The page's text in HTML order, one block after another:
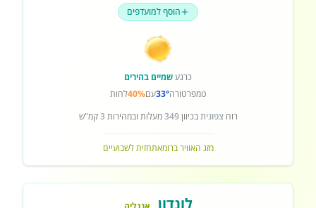
הוסף למועדפים
כרגעשמיים בהירים
טמפרטורה33°עם40%לחות
רוחצפוניתבכיוון349מעלות ובמהירות 3קמ"ש
מזג האוויר ברומאתחזית לשבועיים
לונדון,